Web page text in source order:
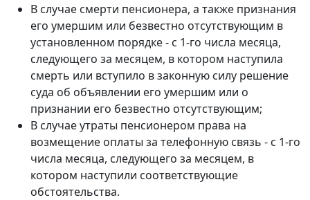
В случае смерти пенсионера, а также признания
его умершим или безвестно отсутствующим в
установленном порядке - с 1-го числа месяца,
следующего за месяцем, в котором наступила
смерть или вступило в законную силу решение
суда об объявлении его умершим или о
признании его безвестно отсутствующим;
В случае утраты пенсионером права на
возмещение оплаты за телефонную связь - с 1-го
числа месяца, следующего за месяцем, в
котором наступили соответствующие
обстоятельства.